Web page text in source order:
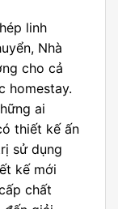
linh
Nhà
cho cả
homestay.
ai
thiết kế ấn
sử dụng
kế mới
chất